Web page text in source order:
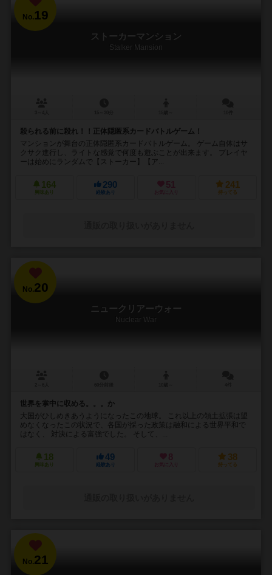
No.19
ストーカーマンション
Stalker Mansion
殺られる前に殺れ！！正体隠匿系カードバトルゲーム！
マンションが舞台の正体隠匿系カードバトルゲーム。 ゲーム自体はサ
クサク進行し、ライトな感覚で何度も遊ぶことが出来ます。 プレイヤ
ーは始めにランダムで【ストーカー】【ア...
164
興味あり
290
経験あり
51
お気に入り
241
持ってる
No.20
ニュークリアーウォー
Nuclear War
世界を掌中に収める。。。か
大国がひしめきあうようになったこの地球。 これ以上の領土拡張は望
めなくなったこの状況で、各国が採った政策は融和による世界平和で
はなく、 対決による富強でした。 そして、...
18
興味あり
49
経験あり
8
お気に入り
38
持ってる
No.21